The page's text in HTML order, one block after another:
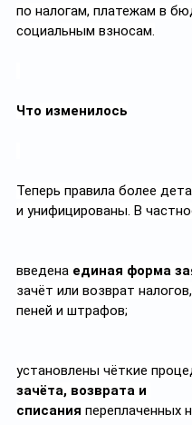
по налогам, платежам в
социальным взносам.
Что изменилось
Теперь правила более
и унифицированы. В
введена единая форма
зачёт или возврат
пеней и штрафов;
установлены чёткие
зачёта, возврата и
списания переплаченных